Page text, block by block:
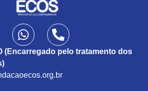
(Encarregado pelo tratamento dos